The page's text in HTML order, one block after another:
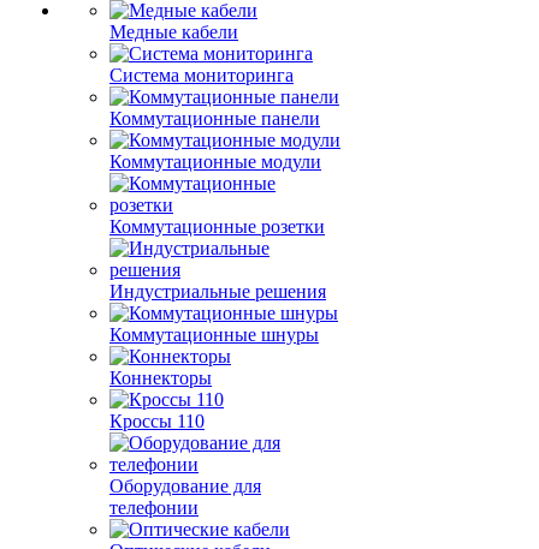
Медные кабели
Система мониторинга
Коммутационные панели
Коммутационные модули
Коммутационные розетки
Индустриальные решения
Коммутационные шнуры
Коннекторы
Кроссы 110
Оборудование для
телефонии